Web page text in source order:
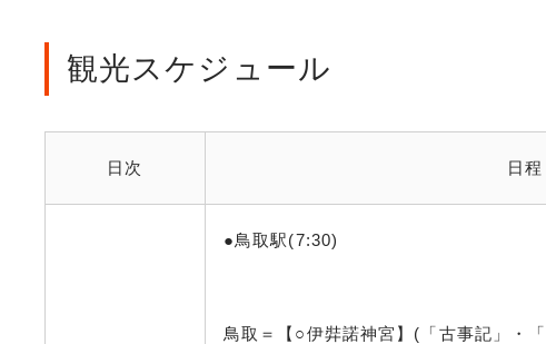
観光スケジュール
日次 日程
●鳥取駅(7:30)
鳥取＝【○伊弉諾神宮】(「古事記」・